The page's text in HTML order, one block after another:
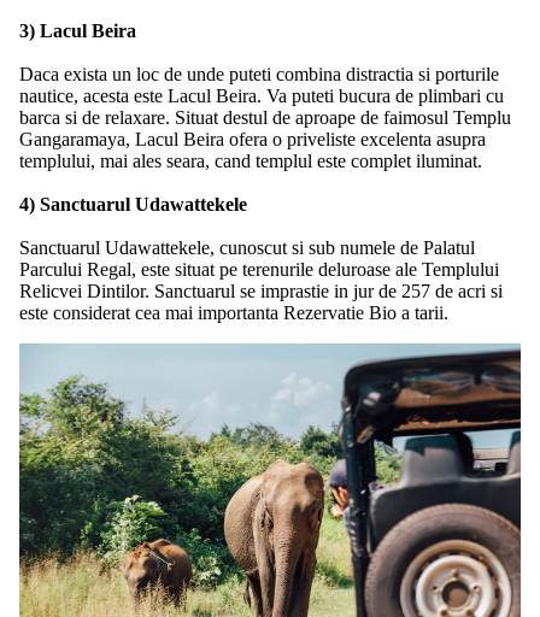
3) Lacul Beira
Daca exista un loc de unde puteti combina distractia si porturile
nautice, acesta este Lacul Beira. Va puteti bucura de plimbari cu
barca si de relaxare. Situat destul de aproape de faimosul Templu
Gangaramaya, Lacul Beira ofera o priveliste excelenta asupra
templului, mai ales seara, cand templul este complet iluminat.
4) Sanctuarul Udawattekele
Sanctuarul Udawattekele, cunoscut si sub numele de Palatul
Parcului Regal, este situat pe terenurile deluroase ale Templului
Relicvei Dintilor. Sanctuarul se imprastie in jur de 257 de acri si
este considerat cea mai importanta Rezervatie Bio a tarii.